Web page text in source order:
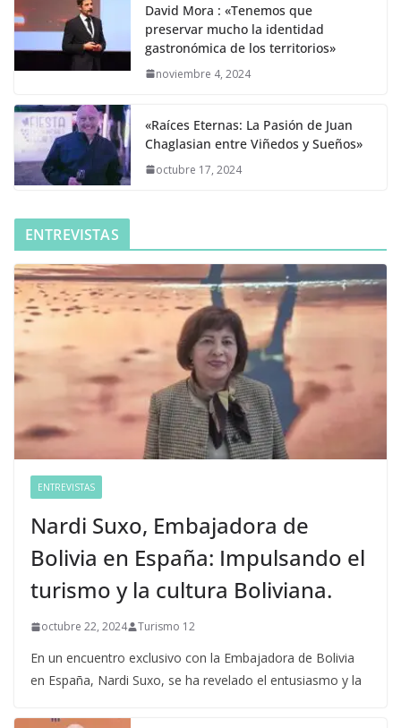
David Mora : «Tenemos que
preservar mucho la identidad
gastronómica de los territorios»
noviembre 4, 2024
«Raíces Eternas: La Pasión de Juan
Chaglasian entre Viñedos y Sueños»
octubre 17, 2024
ENTREVISTAS
ENTREVISTAS
Nardi Suxo, Embajadora de
Bolivia en España: Impulsando el
turismo y la cultura Boliviana.
octubre 22, 2024 Turismo 12
En un encuentro exclusivo con la Embajadora de Bolivia
en España, Nardi Suxo, se ha revelado el entusiasmo y la